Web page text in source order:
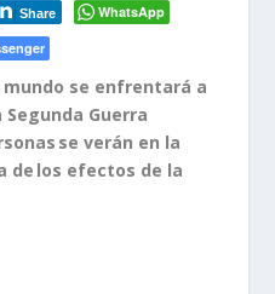
Share
WhatsApp
se enfrentará a
Guerra
se verán en la
de los efectos de la